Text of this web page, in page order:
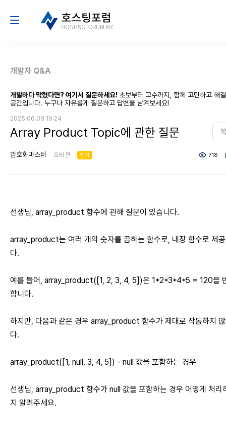
개발자 Q&A
개발하다 막혔다면? 여기서 질문하세요! 초보부터 고수까지, 함께 고민하고 해
공간입니다. 누구나 자유롭게 질문하고 답변을 남겨보세요!
2025.06.09 19:24
Array Product Topic에 관한 질문
암호화마스터 오래 전 인기 718
선생님, array_product 함수에 관해 질문이 있습니다.
array_product는 여러 개의 숫자를 곱하는 함수로, 내장 함수로 제
다.
예를 들어, array_product([1, 2, 3, 4, 5])은 1*2*3*4*5 = 120을
합니다.
하지만, 다음과 같은 경우 array_product 함수가 제대로 작동하지
다.
array_product([1, null, 3, 4, 5]) - null 값을 포함하는 경우
선생님, array_product 함수가 null 값을 포함하는 경우 어떻게 처리
지 알려주세요.